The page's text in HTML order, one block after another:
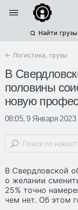
Найти грузы
← Логистика, грузы
В
половины
новую
08:05, 9 Января 2023
В Свердловской
о желании
25% точно
чем нет. Об этом